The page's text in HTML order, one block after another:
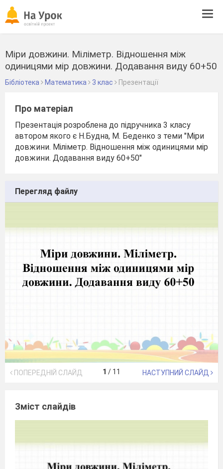
Міри довжини. Міліметр. Відношення між
одиницями мір довжини. Додавання виду 60+50
Бібліотека Математика 3 клас Презентації
Про матеріал
Презентація розроблена до підручника 3 класу
автором якого є Н.Будна, М. Беденко з теми "Міри
довжини. Міліметр. Відношення між одиницями мір
довжини. Додавання виду 60+50"
Перегляд файлу
ПОПЕРЕДНІЙ СЛАЙД 1 / 11 НАСТУПНИЙ СЛАЙД
Зміст слайдів